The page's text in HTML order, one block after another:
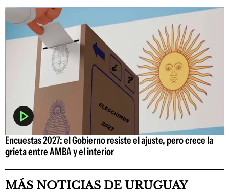
Encuestas 2027: el Gobierno resiste el ajuste, pero crece la
grieta entre AMBA y el interior
MÁS NOTICIAS DE URUGUAY